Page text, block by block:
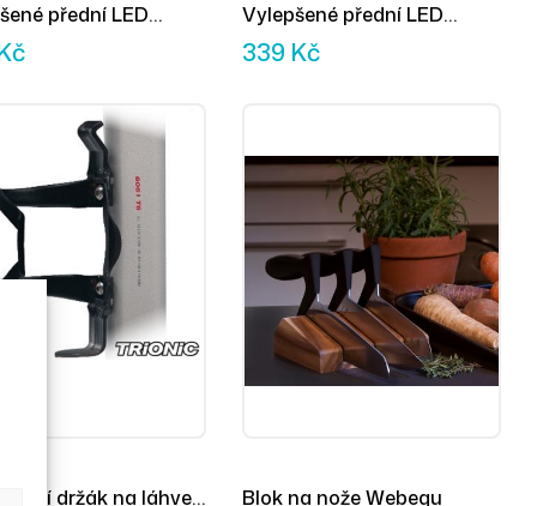
přední LED
Veloped
Vylepšené přední LED
světlo – Walker
339 Kč
držák na láhve
Blok na nože Webequ